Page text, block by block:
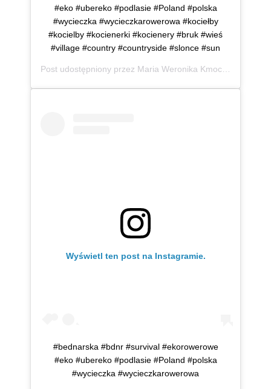
#eko #ubereko #podlasie #Poland #polska
#wycieczka #wycieczkarowerowa #kociełby
#kocielby #kocienerki #kocienery #bruk #wieś
#village #country #countryside #slonce #sun
Post udostępniony przez Maria Weronika Kmoch
Wyświetl ten post na Instagramie.
#bednarska #bdnr #survival #ekorowerowe
#eko #ubereko #podlasie #Poland #polska
#wycieczka #wycieczkarowerowa